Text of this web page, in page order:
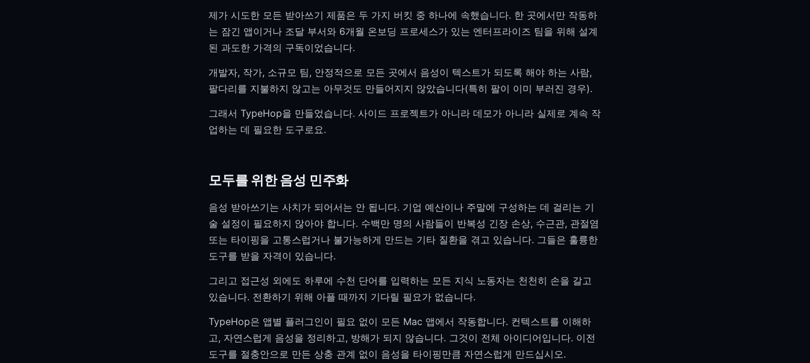
제가 시도한 모든 받아쓰기 제품은 두 가지 버킷 중 하나에 속했습니다. 한 곳에서만 작동하
는 잠긴 앱이거나 조달 부서와 6개월 온보딩 프로세스가 있는 엔터프라이즈 팀을 위해 설계
된 과도한 가격의 구독이었습니다.
개발자, 작가, 소규모 팀, 안정적으로 모든 곳에서 음성이 텍스트가 되도록 해야 하는 사람,
팔다리를 지불하지 않고는 아무것도 만들어지지 않았습니다(특히 팔이 이미 부러진 경우).
그래서 TypeHop을 만들었습니다. 사이드 프로젝트가 아니라 데모가 아니라 실제로 계속 작
업하는 데 필요한 도구로요.
모두를 위한 음성 민주화
음성 받아쓰기는 사치가 되어서는 안 됩니다. 기업 예산이나 주말에 구성하는 데 걸리는 기
술 설정이 필요하지 않아야 합니다. 수백만 명의 사람들이 반복성 긴장 손상, 수근관, 관절염
또는 타이핑을 고통스럽거나 불가능하게 만드는 기타 질환을 겪고 있습니다. 그들은 훌륭한
도구를 받을 자격이 있습니다.
그리고 접근성 외에도 하루에 수천 단어를 입력하는 모든 지식 노동자는 천천히 손을 갈고
있습니다. 전환하기 위해 아플 때까지 기다릴 필요가 없습니다.
TypeHop은 앱별 플러그인이 필요 없이 모든 Mac 앱에서 작동합니다. 컨텍스트를 이해하
고, 자연스럽게 음성을 정리하고, 방해가 되지 않습니다. 그것이 전체 아이디어입니다. 이전
도구를 절충안으로 만든 상충 관계 없이 음성을 타이핑만큼 자연스럽게 만드십시오.